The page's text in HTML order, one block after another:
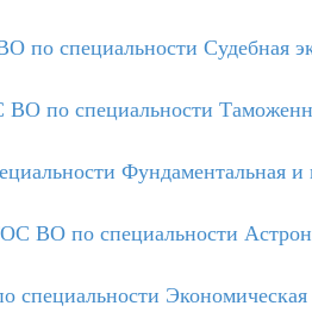
по специальности Судебная
по специальности
Фундаментальная и
ВО по специальности
Экономическая